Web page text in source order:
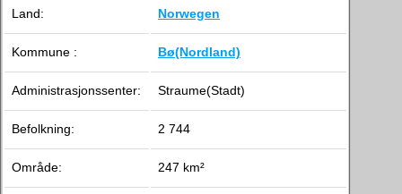
Land: Norwegen
Kommune : Bø(Nordland)
Administrasjonssenter: Straume(Stadt)
Befolkning: 2 744
Område: 247 km²